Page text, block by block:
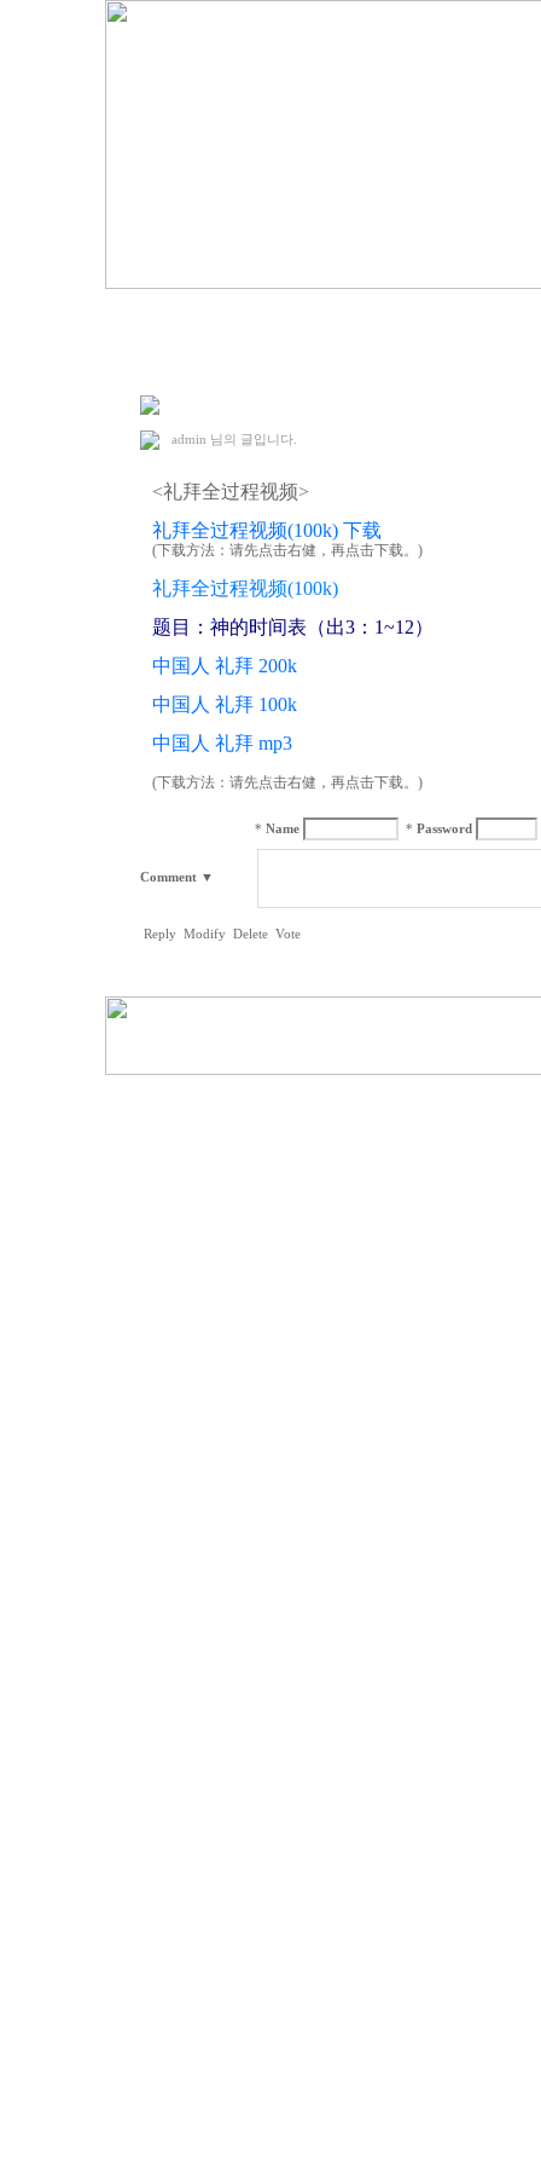
admin 님의 글입니다.
<礼拜全过程视频>
礼拜全过程视频(100k) 下载
(下载方法：请先点击右健，再点击下载。)
礼拜全过程视频(100k)
题目：神的时间表（出3：1~12）
中国人 礼拜 200k
中国人 礼拜 100k
中国人 礼拜 mp3
(下载方法：请先点击右健，再点击下载。)
* Name * Password
Comment▼
Reply Modify Delete Vote